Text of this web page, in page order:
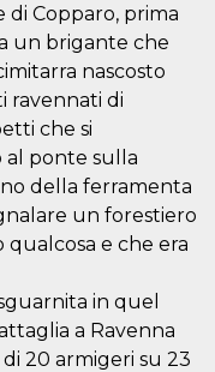
Copparo, prima
un brigante che
nascosto
ravennati di
che si
al ponte sulla
della ferramenta
un forestiero
e che era
in quel
a Ravenna
di 20 armigeri su 23
Scadenza Descrizione
1 anno
Clearance
Cookie from
of challenge
passed. It is
used to no
longer issue a
captcha or
jschallenge
challenge if
reach origin
server.
Sessione
Cookie di
Wordpress,